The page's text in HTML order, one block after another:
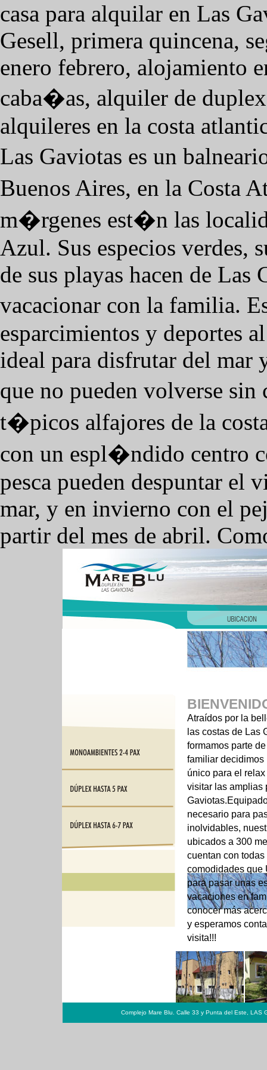
casa para alquilar en Las
Gesell, primera quincena,
enero febrero, alojamiento
caba�as, alquiler de
alquileres en la costa
Las Gaviotas es un
Buenos Aires, en la Costa
m�rgenes est�n las
Azul. Sus especios verdes,
de sus playas hacen de
vacacionar con la familia.
esparcimientos y deportes
ideal para disfrutar del mar
que no pueden volverse
t�picos alfajores de la
con un espl�ndido centro
pesca pueden despuntar el
mar, y en invierno con el
partir del mes de abril.
Atraídos por la
las costas de Las
formamos parte
familiar decidimos
único para el
visitar las amplias
necesario para
inolvidables,
ubicados a 300
cuentan con
comodidades que
para pasar unas
vacaciones en
conocer más
y esperamos
visita!!!
Complejo Mare Blu. Calle 33 y Punta del Este, LAS